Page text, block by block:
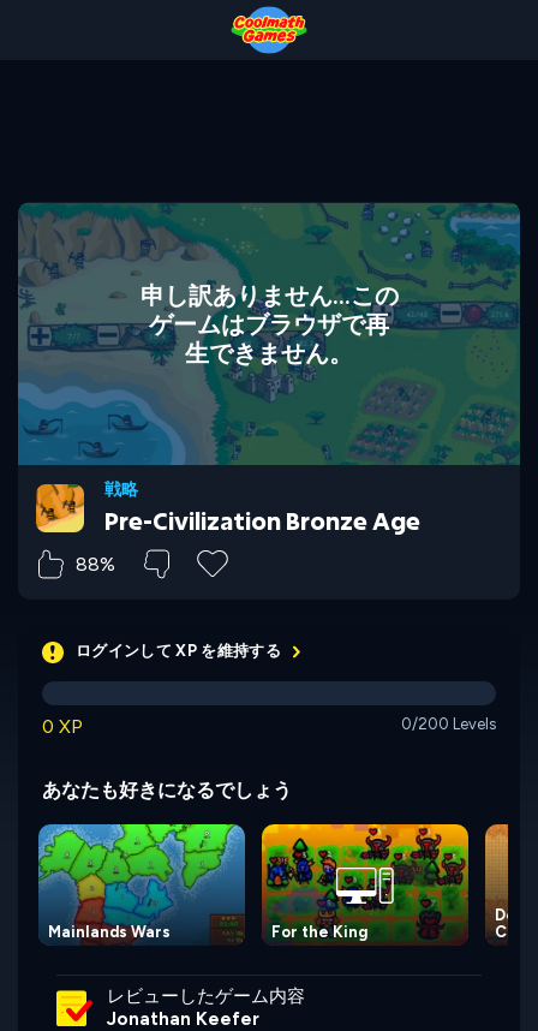
申し訳ありません...この
ゲームはブラウザで再
生できません。
戦略
Pre-Civilization Bronze Age
88%
ログインして XP を維持する
0 XP 0/200 Levels
あなたも好きになるでしょう
Mainlands Wars For the King
レビューしたゲーム内容
Jonathan Keefer